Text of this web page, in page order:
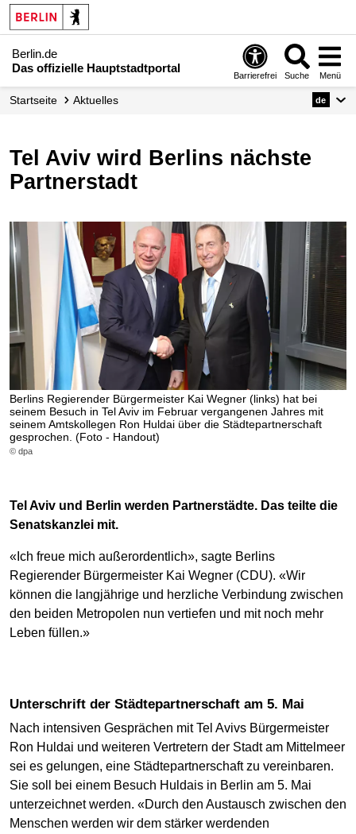
Berlin.de
Das offizielle Hauptstadtportal
Barrierefrei Suche Menü
Startseite Aktuelles de
Tel Aviv wird Berlins nächste
Partnerstadt
Berlins Regierender Bürgermeister Kai Wegner (links) hat bei
seinem Besuch in Tel Aviv im Februar vergangenen Jahres mit
seinem Amtskollegen Ron Huldai über die Städtepartnerschaft
gesprochen. (Foto - Handout)
© dpa
Tel Aviv und Berlin werden Partnerstädte. Das teilte die
Senatskanzlei mit.
«Ich freue mich außerordentlich», sagte Berlins
Regierender Bürgermeister Kai Wegner (CDU). «Wir
können die langjährige und herzliche Verbindung zwischen
den beiden Metropolen nun vertiefen und mit noch mehr
Leben füllen.»
Unterschrift der Städtepartnerschaft am 5. Mai
Nach intensiven Gesprächen mit Tel Avivs Bürgermeister
Ron Huldai und weiteren Vertretern der Stadt am Mittelmeer
sei es gelungen, eine Städtepartnerschaft zu vereinbaren.
Sie soll bei einem Besuch Huldais in Berlin am 5. Mai
unterzeichnet werden. «Durch den Austausch zwischen den
Menschen werden wir dem stärker werdenden